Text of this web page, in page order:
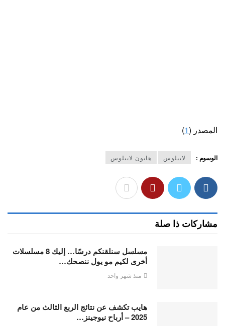
المصدر (1
)
الوسوم : لابيلوس هايون لابيلوس
مشاركات ذا صلة
مسلسل سنلقنكم درسًا… إليك 8 مسلسلات
أخرى لكيم مو يول ننصحك…
منذ شهر واحد
هايب تكشف عن نتائج الربع الثالث من عام
2025 – أرباح نيوجينز…